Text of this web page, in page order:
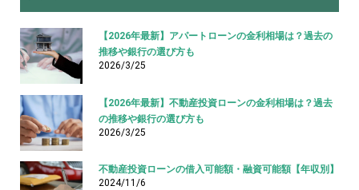
【2026年最新】アパートローンの金利相場は？過去の
推移や銀行の選び方も
2026/3/25
【2026年最新】不動産投資ローンの金利相場は？過去
の推移や銀行の選び方も
2026/3/25
不動産投資ローンの借入可能額・融資可能額【年収別】
2024/11/6